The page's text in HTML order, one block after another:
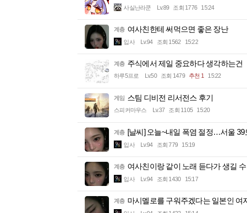
사실난라쿤 Lv.89 조회 1776 15:24
계층 여사친한테 써먹으면 좋은 장난
입사 Lv.94 조회 1562 15:22
계층 주식에서 제일 중요하다 생각하는건
하루5프로 Lv.50 조회 1479 추천 1 15:22
게임 스팀 디비전 리서전스 후기
스피커마우스 Lv.37 조회 1105 15:20
계층 [날씨] 오늘~내일 폭염 절정…서울 39
입사 Lv.94 조회 779 15:19
계층 여사친이랑 같이 노래 듣다가 생길
입사 Lv.94 조회 1430 15:17
계층 마시멜로를 구워주겠다는 일본인 여